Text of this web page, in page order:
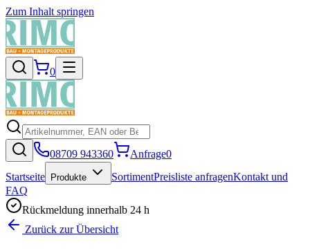
Zum Inhalt springen
0
08709 943360 Anfrage0
Startseite
Produkte SortimentPreisliste anfragenKontakt und
FAQ
Rückmeldung innerhalb 24 h
Zurück zur Übersicht